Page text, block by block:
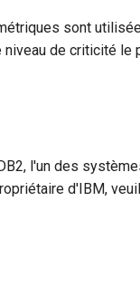
sont
de criticité le
l'un des
d'IBM,